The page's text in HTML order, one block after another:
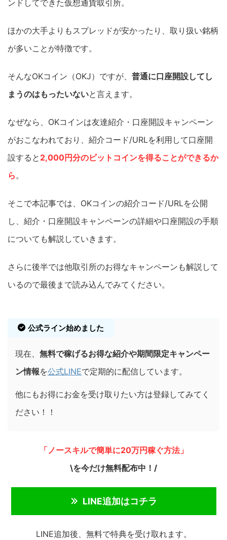
ンドしてできた仮想通貨取引所。
ほかの大手よりもスプレッドが安かったり、取り扱い銘柄
が多いことが特徴です。
そんなOKコイン（OKJ）ですが、 普通に口座開設してし
まうのはもったいないと言えます。
なぜなら、OKコインは友達紹介・口座開設キャンペーン
がおこなわれており、紹介コード/URLを利用して口座開
設すると 2,000円分のビットコインを得ることができるか
ら。
そこで本記事では、OKコインの紹介コード/URLを公開
し、紹介・口座開設キャンペーンの詳細や口座開設の手順
についても解説していきます。
さらに後半では他取引所のお得なキャンペーンも解説して
いるので最後まで読み込んでみてください。
公式ライン始めました
現在、 無料で稼げるお得な紹介や期間限定キャンペー
ン情報を公式LINEで定期的に配信しています。
他にもお得にお金を受け取りたい方は登録してみてく
ださい！！
「ノースキルで簡単に20万円稼ぐ方法」
\を今だけ無料配布中！/
LINE追加はコチラ
LINE追加後、無料で特典を受け取れます。